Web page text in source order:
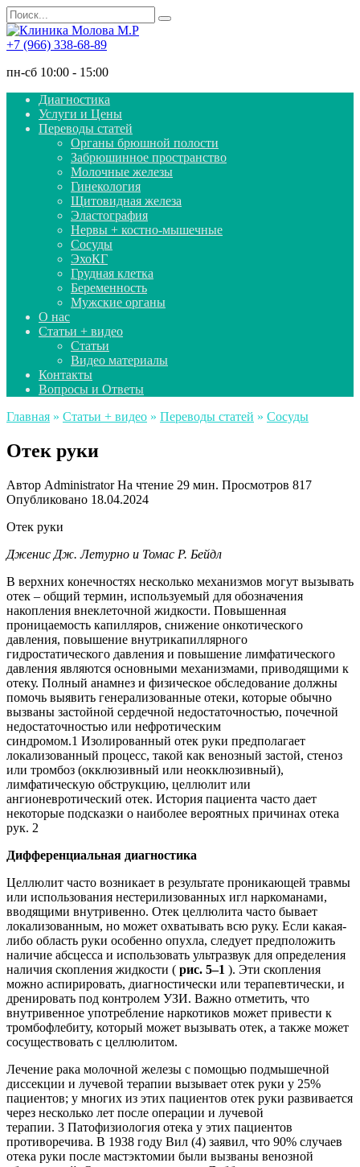
Перейти
к
содержанию
Search
for:
+7 (966) 338-68-89
пн-сб 10:00 - 15:00
Диагностика
Услуги и Цены
Переводы статей
Органы брюшной полости
Забрюшинное пространство
Молочные железы
Гинекология
Щитовидная железа
Эластография
Нервы + костно-мышечные
Сосуды
ЭхоКГ
Грудная клетка
Беременность
Мужские органы
О нас
Статьи + видео
Статьи
Видео материалы
Контакты
Вопросы и Ответы
Главная » Статьи + видео » Переводы статей » Сосуды
Отек руки
Автор Administrator На чтение 29 мин. Просмотров 817
Опубликовано 18.04.2024
Отек руки
Дженис Дж. Летурно и Томас Р. Бейдл
В верхних конечностях несколько механизмов могут вызывать
отек – общий термин, используемый для обозначения
накопления внеклеточной жидкости. Повышенная
проницаемость капилляров, снижение онкотического
давления, повышение внутрикапиллярного
гидростатического давления и повышение лимфатического
давления являются основными механизмами, приводящими к
отеку. Полный анамнез и физическое обследование должны
помочь выявить генерализованные отеки, которые обычно
вызваны застойной сердечной недостаточностью, почечной
недостаточностью или нефротическим
синдромом.1 Изолированный отек руки предполагает
локализованный процесс, такой как венозный застой, стеноз
или тромбоз (окклюзивный или неокклюзивный),
лимфатическую обструкцию, целлюлит или
ангионевротический отек. История пациента часто дает
некоторые подсказки о наиболее вероятных причинах отека
рук. 2
Дифференциальная диагностика
Целлюлит часто возникает в результате проникающей травмы
или использования нестерилизованных игл наркоманами,
вводящими внутривенно. Отек целлюлита часто бывает
локализованным, но может охватывать всю руку. Если какая-
либо область руки особенно опухла, следует предположить
наличие абсцесса и использовать ультразвук для определения
наличия скопления жидкости ( рис. 5–1 ). Эти скопления
можно аспирировать, диагностически или терапевтически, и
дренировать под контролем УЗИ. Важно отметить, что
внутривенное употребление наркотиков может привести к
тромбофлебиту, который может вызывать отек, а также может
сосуществовать с целлюлитом.
Лечение рака молочной железы с помощью подмышечной
диссекции и лучевой терапии вызывает отек руки у 25%
пациентов; у многих из этих пациентов отек руки развивается
через несколько лет после операции и лучевой
терапии. 3 Патофизиология отека у этих пациентов
противоречива. В 1938 году Вил (4) заявил, что 90% случаев
отека руки после мастэктомии были вызваны венозной